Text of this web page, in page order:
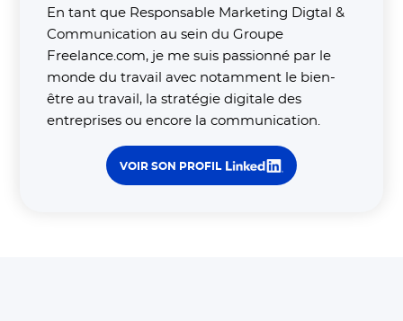
En tant que Responsable Marketing Digtal &
Communication au sein du Groupe
Freelance.com, je me suis passionné par le
monde du travail avec notamment le bien-
être au travail, la stratégie digitale des
entreprises ou encore la communication.
VOIR SON PROFIL